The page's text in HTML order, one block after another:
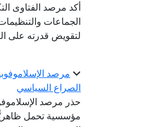
أكد مرصد الفتاوى
الجماعات
لتقويض قدرته على
مرصد
الصراع السياسي
حذر مرصد
مؤسسية تحمل ظاهريًّا